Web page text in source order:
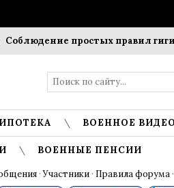
простых правил
ВОЕННОЕ ВИДЕО
ВОЕННЫЕ ПЕНСИИ
·Участники · Правила форума ·